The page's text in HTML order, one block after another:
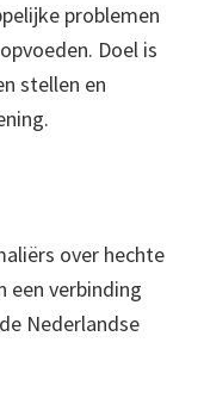
problemen
Doel is
stellen en
over hechte
een verbinding
Nederlandse